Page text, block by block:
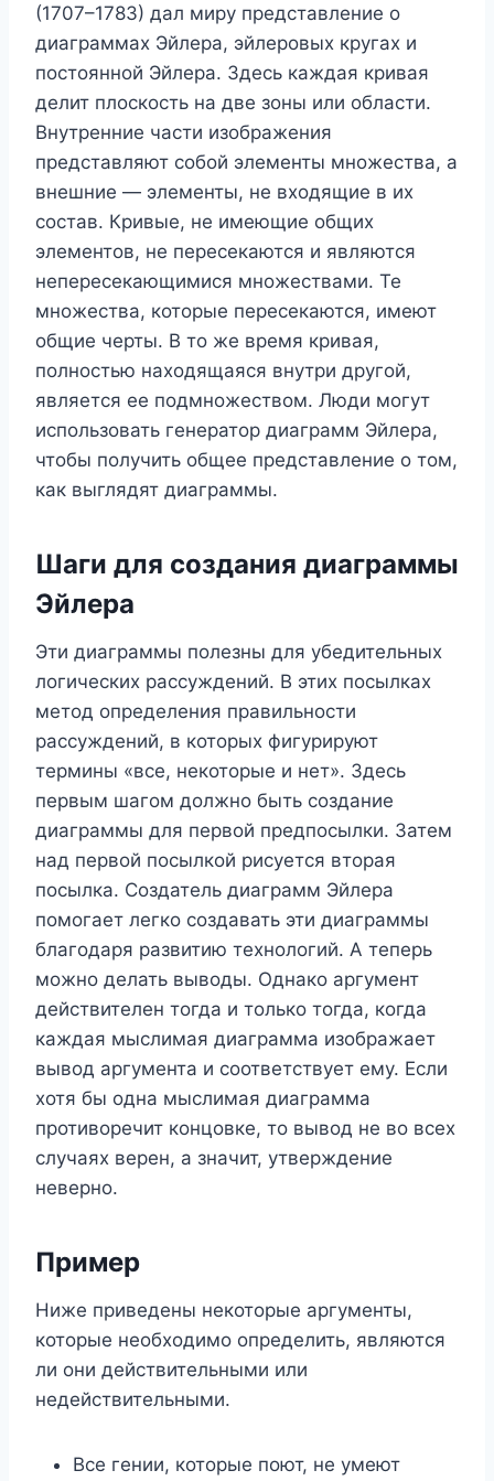
(1707–1783) дал миру представление о
диаграммах Эйлера, эйлеровых кругах и
постоянной Эйлера. Здесь каждая кривая
делит плоскость на две зоны или области.
Внутренние части изображения
представляют собой элементы множества, а
внешние — элементы, не входящие в их
состав. Кривые, не имеющие общих
элементов, не пересекаются и являются
непересекающимися множествами. Те
множества, которые пересекаются, имеют
общие черты. В то же время кривая,
полностью находящаяся внутри другой,
является ее подмножеством. Люди могут
использовать генератор диаграмм Эйлера,
чтобы получить общее представление о том,
как выглядят диаграммы.
Шаги для создания диаграммы
Эйлера
Эти диаграммы полезны для убедительных
логических рассуждений. В этих посылках
метод определения правильности
рассуждений, в которых фигурируют
термины «все, некоторые и нет». Здесь
первым шагом должно быть создание
диаграммы для первой предпосылки. Затем
над первой посылкой рисуется вторая
посылка. Создатель диаграмм Эйлера
помогает легко создавать эти диаграммы
благодаря развитию технологий. А теперь
можно делать выводы. Однако аргумент
действителен тогда и только тогда, когда
каждая мыслимая диаграмма изображает
вывод аргумента и соответствует ему. Если
хотя бы одна мыслимая диаграмма
противоречит концовке, то вывод не во всех
случаях верен, а значит, утверждение
неверно.
Пример
Ниже приведены некоторые аргументы,
которые необходимо определить, являются
ли они действительными или
недействительными.
Все гении, которые поют, не умеют